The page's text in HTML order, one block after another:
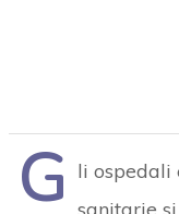
G
li ospedali